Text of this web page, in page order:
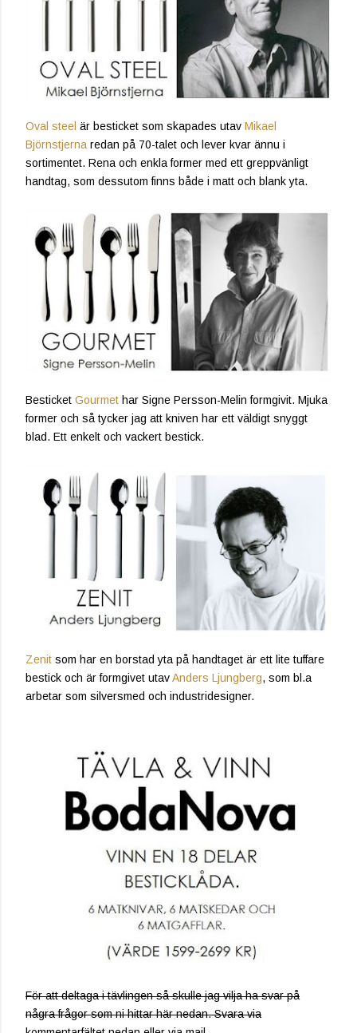
Oval steel är besticket som skapades utav Mikael
Björnstjernaredan på 70-talet och lever kvar ännu i
sortimentet. Rena och enkla former med ett greppvänligt
handtag, som dessutom finns både i matt och blank yta.
Besticket Gourmet har Signe Persson-Melin formgivit. Mjuka
former och så tycker jag att kniven har ett väldigt snyggt
blad. Ett enkelt och vackert bestick.
Zenit som har en borstad yta på handtaget är ett lite tuffare
bestick och är formgivet utavAnders Ljungberg, som bl.a
arbetar som silversmed och industridesigner.
För att deltaga i tävlingen så skulle jag vilja ha svar på
några frågor som ni hittar här nedan. Svara via